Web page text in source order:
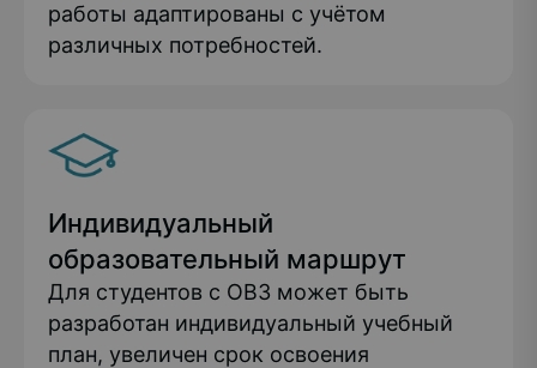
работы адаптированы с учётом
различных потребностей.
Индивидуальный
образовательный маршрут
Для студентов с ОВЗ может быть
разработан индивидуальный учебный
план, увеличен срок освоения